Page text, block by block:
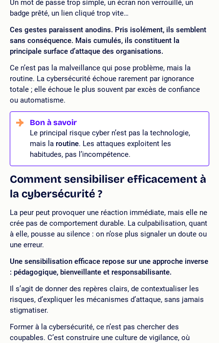
Un mot de passe trop simple, un écran non verrouillé, un
badge prêté, un lien cliqué trop vite…
Ces gestes paraissent anodins. Pris isolément, ils semblent
sans conséquence. Mais cumulés, ils constituent la
principale surface d’attaque des organisations.
Ce n’est pas la malveillance qui pose problème, mais la
routine. La cybersécurité échoue rarement par ignorance
totale ; elle échoue le plus souvent par excès de confiance
ou automatisme.
Le principal risque cyber n’est pas la technologie,
mais la routine. Les attaques exploitent les
habitudes, pas l’incompétence.
Comment sensibiliser efficacement à
la cybersécurité ?
La peur peut provoquer une réaction immédiate, mais elle ne
crée pas de comportement durable. La culpabilisation, quant
à elle, pousse au silence : on n’ose plus signaler un doute ou
une erreur.
Une sensibilisation efficace repose sur une approche inverse
: pédagogique, bienveillante et responsabilisante.
Il s’agit de donner des repères clairs, de contextualiser les
risques, d’expliquer les mécanismes d’attaque, sans jamais
stigmatiser.
Former à la cybersécurité, ce n’est pas chercher des
coupables. C’est construire une culture de vigilance, où